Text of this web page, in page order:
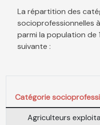
La répartition des
socioprofessionnelles
parmi la population de
suivante :
Catégorie
Agriculteurs